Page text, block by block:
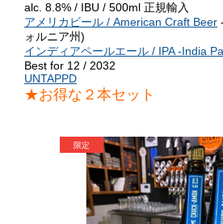
alc. 8.8% / IBU / 500ml 正規輸入
アメリカビール / American Craft Beer
ォルニア州)
インディアペールエール / IPA -India
Best for 12 / 2032
UNTAPPD
★お得な２本セット